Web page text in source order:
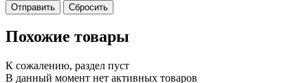
Сбросить
Похожие товары
К сожалению, раздел пуст
В данный момент нет активных товаров